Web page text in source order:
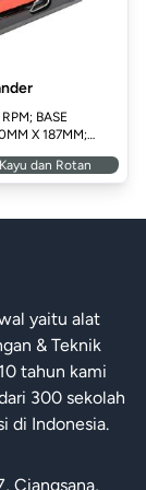
Ringan,
Dan
Listrik,
Gedung,
Teknika
BASE
X 187MM;
dan Rotan
yaitu alat
& Teknik
tahun kami
300 sekolah
di Indonesia.
Ciangsana,